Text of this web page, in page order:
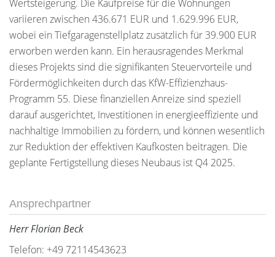
Wertsteigerung. Die Kaufpreise für die Wohnungen
variieren zwischen 436.671 EUR und 1.629.996 EUR,
wobei ein Tiefgaragenstellplatz zusätzlich für 39.900 EUR
erworben werden kann. Ein herausragendes Merkmal
dieses Projekts sind die signifikanten Steuervorteile und
Fördermöglichkeiten durch das KfW-Effizienzhaus-
Programm 55. Diese finanziellen Anreize sind speziell
darauf ausgerichtet, Investitionen in energieeffiziente und
nachhaltige Immobilien zu fördern, und können wesentlich
zur Reduktion der effektiven Kaufkosten beitragen. Die
geplante Fertigstellung dieses Neubaus ist Q4 2025.
Ansprechpartner
Herr Florian Beck
Telefon: +49 72114543623